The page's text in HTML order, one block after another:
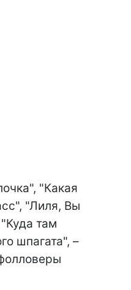
"Какая
"Лиля, Вы
там
шпагата", –